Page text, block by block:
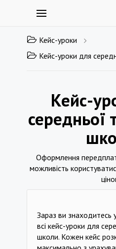
Кейс-уроки
Кейс-уроки для середньої та старшої
Кейс-
середньої
Оформлення
можливість
Зараз ви знаходитесь у
всі кейс-уроки для
школи. Кожен кейс